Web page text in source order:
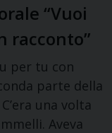
“Vuoi
racconto”
per tu con
parte della
una volta
Aveva